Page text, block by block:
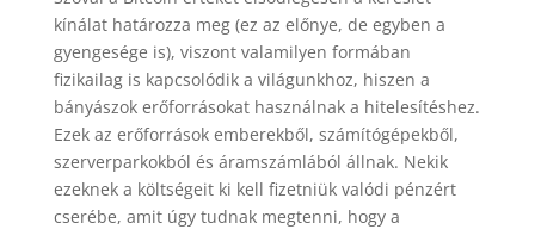
kínálat határozza meg (ez az előnye, de egyben a
gyengesége is), viszont valamilyen formában
fizikailag is kapcsolódik a világunkhoz, hiszen a
bányászok erőforrásokat használnak a hitelesítéshez.
Ezek az erőforrások emberekből, számítógépekből,
szerverparkokból és áramszámlából állnak. Nekik
ezeknek a költségeit ki kell fizetniük valódi pénzért
cserébe, amit úgy tudnak megtenni, hogy a